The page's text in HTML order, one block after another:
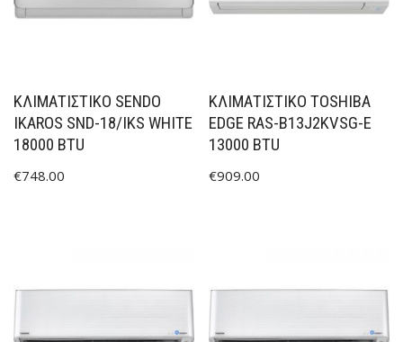
ΚΛΙΜΑΤΙΣΤΙΚΟ SENDO
IKAROS SND-18/IKS WHITE
18000 BTU
€748.00
ΚΛΙΜΑΤΙΣΤΙΚΟ TOSHIBA
EDGE RAS-B13J2KVSG-E
13000 BTU
€909.00